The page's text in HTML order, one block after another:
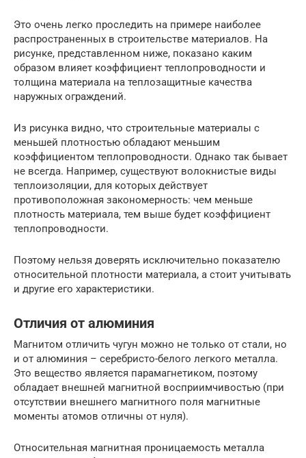
Это очень легко проследить на примере наиболее
распространенных в строительстве материалов. На
рисунке, представленном ниже, показано каким
образом влияет коэффициент теплопроводности и
толщина материала на теплозащитные качества
наружных ограждений.
Из рисунка видно, что строительные материалы с
меньшей плотностью обладают меньшим
коэффициентом теплопроводности. Однако так бывает
не всегда. Например, существуют волокнистые виды
теплоизоляции, для которых действует
противоположная закономерность: чем меньше
плотность материала, тем выше будет коэффициент
теплопроводности.
Поэтому нельзя доверять исключительно показателю
относительной плотности материала, а стоит учитывать
и другие его характеристики.
Отличия от алюминия
Магнитом отличить чугун можно не только от стали, но
и от алюминия – серебристо-белого легкого металла.
Это вещество является парамагнетиком, поэтому
обладает внешней магнитной восприимчивостью (при
отсутствии внешнего магнитного поля магнитные
моменты атомов отличны от нуля).
Относительная магнитная проницаемость металла